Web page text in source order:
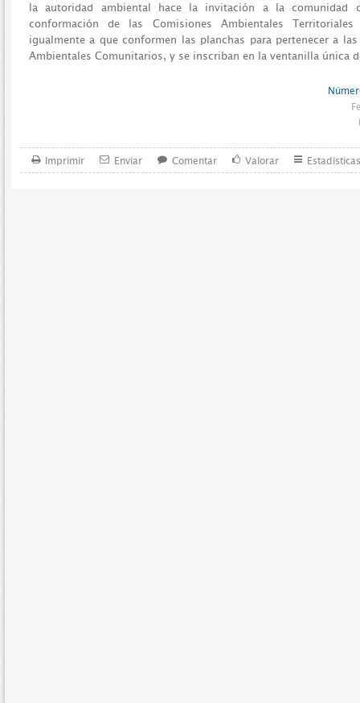
la autoridad ambiental hace la invitación a la comunidad
conformación de las Comisiones Ambientales
igualmente a que conformen las planchas para pertenecer a
Ambientales Comunitarios, y se inscriban en la ventanilla única
Imprimir Enviar Comentar Valorar Estadísticas